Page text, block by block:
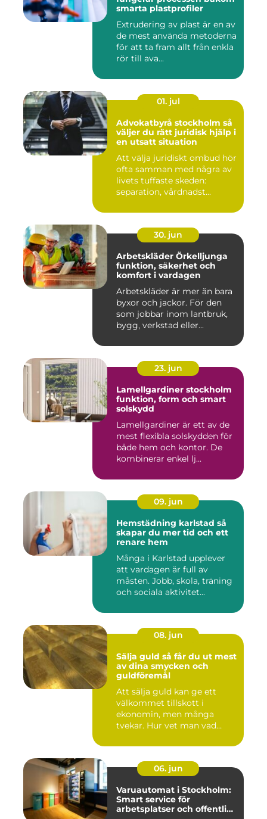
smarta plastprofiler
Extrudering av plast är en av
de mest använda metoderna
för att ta fram allt från enkla
rör till ava...
01. jul
Advokatbyrå stockholm så
väljer du rätt juridisk hjälp i
en utsatt situation
Att välja juridiskt ombud hör
ofta samman med några av
livets tuffaste skeden:
separation, vårdnadst...
30. jun
Arbetskläder Örkelljunga
funktion, säkerhet och
komfort i vardagen
Arbetskläder är mer än bara
byxor och jackor. För den
som jobbar inom lantbruk,
bygg, verkstad eller...
23. jun
Lamellgardiner stockholm
funktion, form och smart
solskydd
Lamellgardiner är ett av de
mest flexibla solskydden för
både hem och kontor. De
kombinerar enkel lj...
09. jun
Hemstädning karlstad så
skapar du mer tid och ett
renare hem
Många i Karlstad upplever
att vardagen är full av
måsten. Jobb, skola, träning
och sociala aktivitet...
08. jun
Sälja guld så får du ut mest
av dina smycken och
guldföremål
Att sälja guld kan ge ett
välkommet tillskott i
ekonomin, men många
tvekar. Hur vet man vad
06. jun
Varuautomat i Stockholm:
Smart service för
arbetsplatser och offentliga